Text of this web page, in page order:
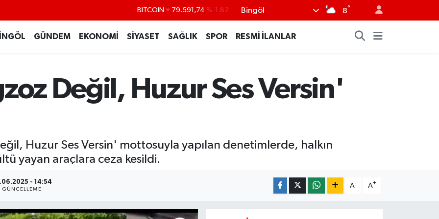
DOLAR 45,43620 %0.02
14.598,00 %0
BITCOIN 79.591,74 %-1.82
Bingöl 8°
GÜNDEM EKONOMİ SİYASET SAĞLIK SPOR RESMİ İLANLAR
Değil, Huzur Ses Versin'
Huzur Ses Versin' mottosuyla yapılan denetimlerde, halkın
yayan araçlara ceza kesildi.
- 14:54
GÜNCELLEME
A- A+